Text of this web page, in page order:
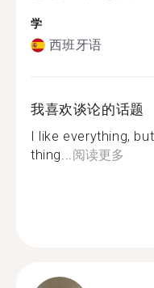
学
西班牙语
我喜欢谈论的话题
I like everything,
thing...阅读更多